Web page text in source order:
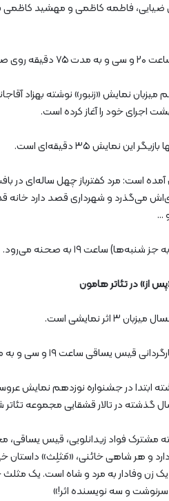
فاطمه کاظمی و مهشید کاظمی
می‌رود.
نمایش «زنبور» نوشته بهزاد
اجرای خود را آغاز کرده است.
نمایش ۳۵ دقیقه‌ای است.
است: مرد کفترباز چهل ساله‌ای
می‌گذرد و شهرداری قصد دارد خانه
…
ساعت ۱۹ به صحنه می‌رود.
از» در تئاتر هامون
اثر نمایشی است.
ساعت ۱۹ و سی و به مدت ۴۰ دقیقه اجرا می‌شود.
ابتدا در جشنواره نوزدهم نمایش
در تالار قشقایی مجموعه تئاتر
مشترک فواد زیدانلویی، قیس
و هر شاهی خائنی، «مَثلِث» داستان
زن وفادار به مرد و شاه است. یک مثلث
سرنوشت و سه نویسنده اثر!»